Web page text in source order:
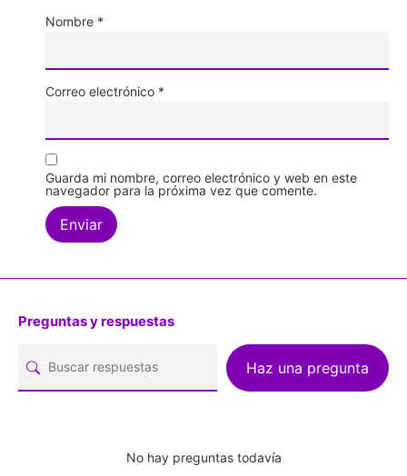
Nombre *
Correo electrónico *
Guarda mi nombre, correo electrónico y web en este
navegador para la próxima vez que comente.
Preguntas y respuestas
Haz una pregunta
No hay preguntas todavía